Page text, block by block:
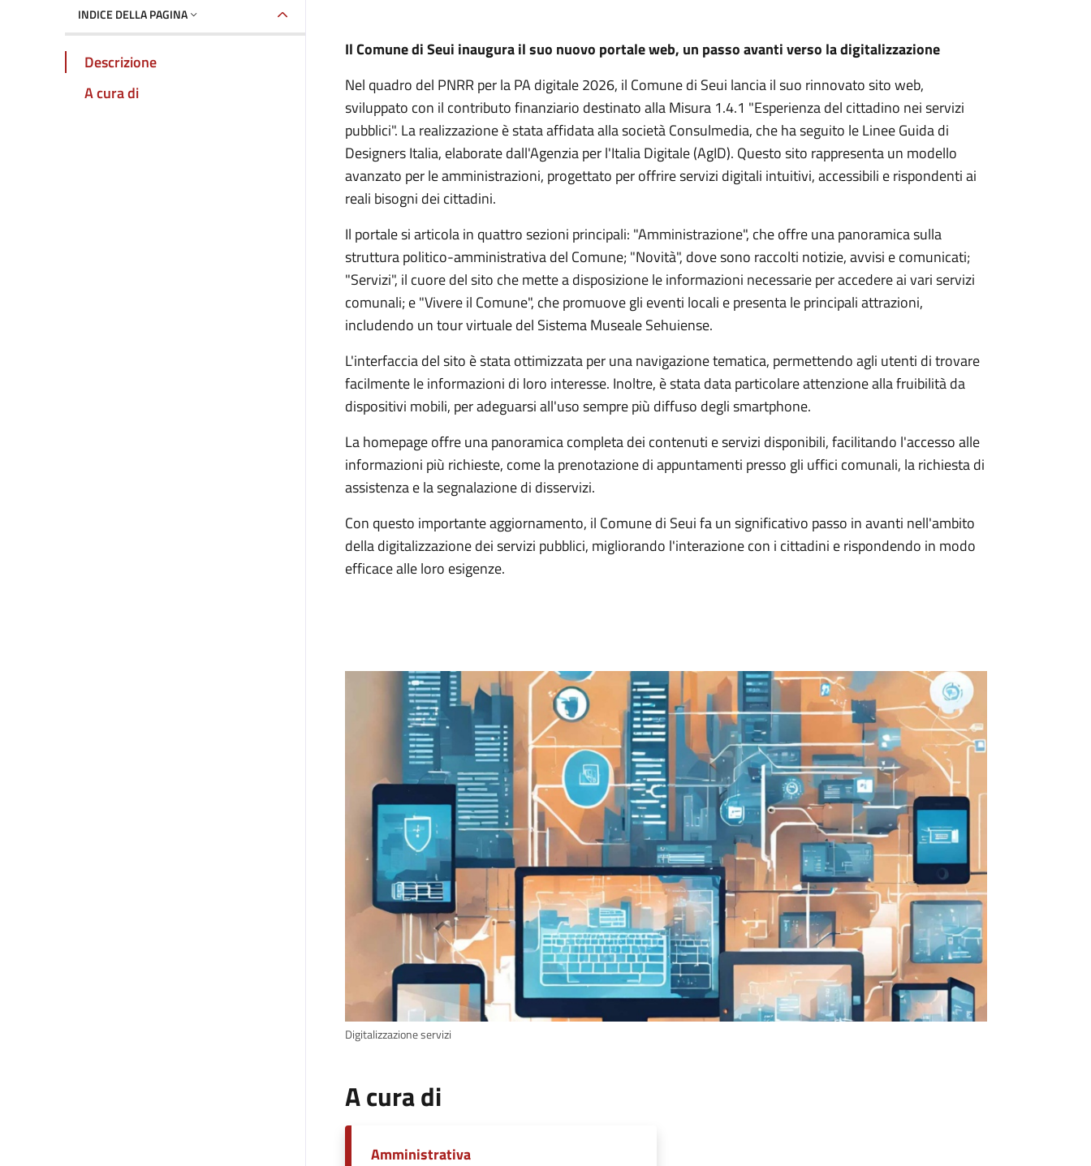
INDICE DELLA PAGINA
Descrizione
A cura di
Il Comune di Seui inaugura il suo nuovo portale web, un passo avanti verso la digitalizzazione
Nel quadro del PNRR per la PA digitale 2026, il Comune di Seui lancia il suo rinnovato sito web,
sviluppato con il contributo finanziario destinato alla Misura 1.4.1 "Esperienza del cittadino nei servizi
pubblici". La realizzazione è stata affidata alla società Consulmedia, che ha seguito le Linee Guida di
Designers Italia, elaborate dall'Agenzia per l'Italia Digitale (AgID). Questo sito rappresenta un modello
avanzato per le amministrazioni, progettato per offrire servizi digitali intuitivi, accessibili e rispondenti ai
reali bisogni dei cittadini.
Il portale si articola in quattro sezioni principali: "Amministrazione", che offre una panoramica sulla
struttura politico-amministrativa del Comune; "Novità", dove sono raccolti notizie, avvisi e comunicati;
"Servizi", il cuore del sito che mette a disposizione le informazioni necessarie per accedere ai vari servizi
comunali; e "Vivere il Comune", che promuove gli eventi locali e presenta le principali attrazioni,
includendo un tour virtuale del Sistema Museale Sehuiense.
L'interfaccia del sito è stata ottimizzata per una navigazione tematica, permettendo agli utenti di trovare
facilmente le informazioni di loro interesse. Inoltre, è stata data particolare attenzione alla fruibilità da
dispositivi mobili, per adeguarsi all'uso sempre più diffuso degli smartphone.
La homepage offre una panoramica completa dei contenuti e servizi disponibili, facilitando l'accesso alle
informazioni più richieste, come la prenotazione di appuntamenti presso gli uffici comunali, la richiesta di
assistenza e la segnalazione di disservizi.
Con questo importante aggiornamento, il Comune di Seui fa un significativo passo in avanti nell'ambito
della digitalizzazione dei servizi pubblici, migliorando l'interazione con i cittadini e rispondendo in modo
efficace alle loro esigenze.
Digitalizzazione servizi
A cura di
Amministrativa